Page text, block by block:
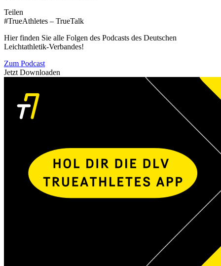
Teilen
#TrueAthletes – TrueTalk
Hier finden Sie alle Folgen des Podcasts des Deutschen
Leichtathletik-Verbandes!
Zum Podcast
Jetzt Downloaden